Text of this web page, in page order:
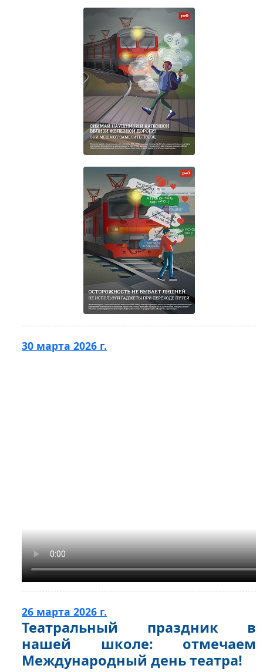
30 марта 2026 г.
26 марта 2026 г.
Театральный праздник в
нашей школе: отмечаем
Международный день театра!